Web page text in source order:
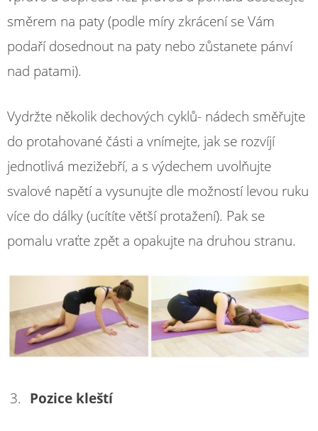
směrem na paty (podle míry zkrácení se Vám
podaří dosednout na paty nebo zůstanete pánví
nad patami).
Vydržte několik dechových cyklů- nádech směřujte
do protahované části a vnímejte, jak se rozvíjí
jednotlivá mezižebří, a s výdechem uvolňujte
svalové napětí a vysunujte dle možností levou ruku
více do dálky (ucítíte větší protažení). Pak se
pomalu vraťte zpět a opakujte na druhou stranu.
Pozice kleští